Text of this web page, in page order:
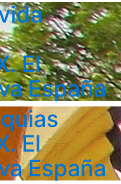
El
España
El
España